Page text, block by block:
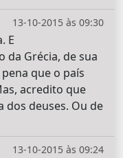
13-10-2015 às 09:30
E
Grécia, de sua
que o país
acredito que
dos deuses. Ou de
13-10-2015 às 09:24